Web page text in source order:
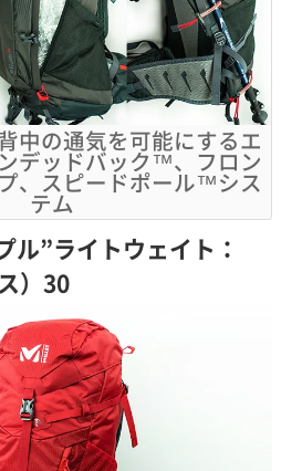
中の通気を可能にするエ
デッドバック™、フロン
、スピードポール™シス
テム
ル”ライトウェイト：
）30